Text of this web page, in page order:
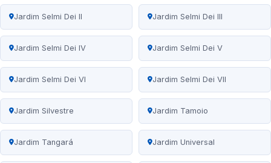
Jardim Selmi Dei II Jardim Selmi Dei III
Jardim Selmi Dei IV Jardim Selmi Dei V
Jardim Selmi Dei VI Jardim Selmi Dei VII
Jardim Silvestre Jardim Tamoio
Jardim Tangará Jardim Universal